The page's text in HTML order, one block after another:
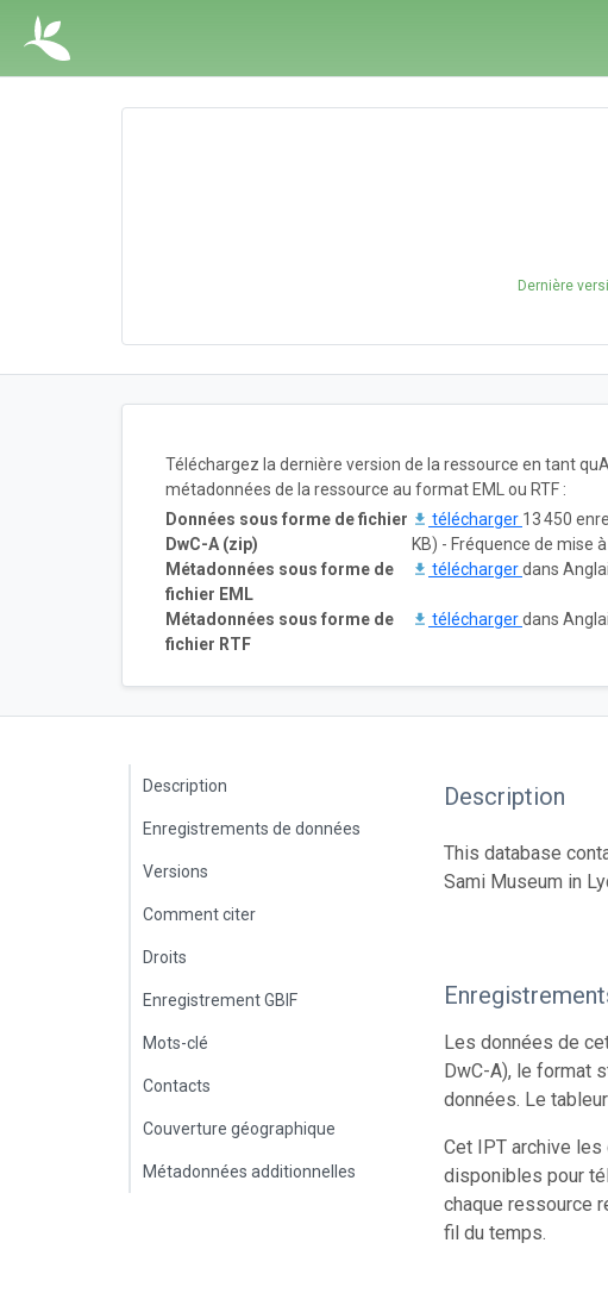
Dernière
Téléchargez la dernière version de la ressource en tant
métadonnées de la ressource au format EML ou RTF :
Données sous forme de fichier
DwC-A (zip)
télécharger 13 450
KB) - Fréquence de mise
Métadonnées sous forme de
fichier EML
téléchargerdans
Métadonnées sous forme de
fichier RTF
téléchargerdans
Description
Enregistrements de données
Versions
Comment citer
Droits
Enregistrement GBIF
Mots-clé
Contacts
Couverture géographique
Métadonnées additionnelles
Description
This database
Sami Museum in
Les données de
DwC-A), le format
données. Le
Cet IPT archive
disponibles pour
chaque ressource
fil du temps.